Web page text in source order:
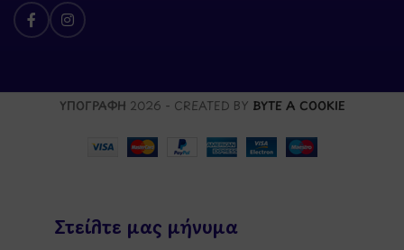
ΥΠΟΓΡΑΦΗ 2026 - CREATED BY BYTE A COOKIE
Στείλτε μας μήνυμα